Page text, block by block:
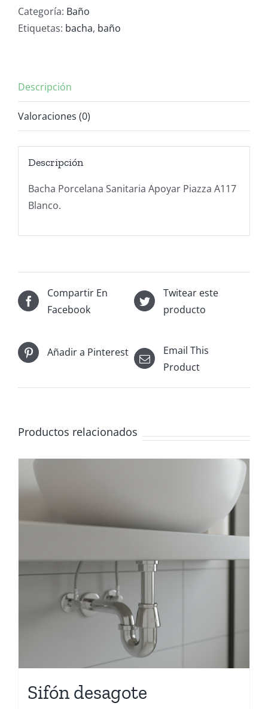
Categoría: Baño
Etiquetas: bacha, baño
Descripción
Valoraciones (0)
Descripción
Bacha Porcelana Sanitaria Apoyar Piazza A117
Blanco.
Compartir En
Facebook
Twitear este
producto
Añadir a Pinterest
Email This
Product
Productos relacionados
Sifón desagote